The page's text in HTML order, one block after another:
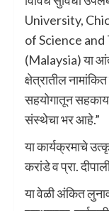
University,
of Science
(Malaysia) या
क्षेत्रातील
सहयोगातून
संस्थेचा भर आहे.”
या कार्यक्रमाचे
करांडे व प्रा.
या वेळी अंकित